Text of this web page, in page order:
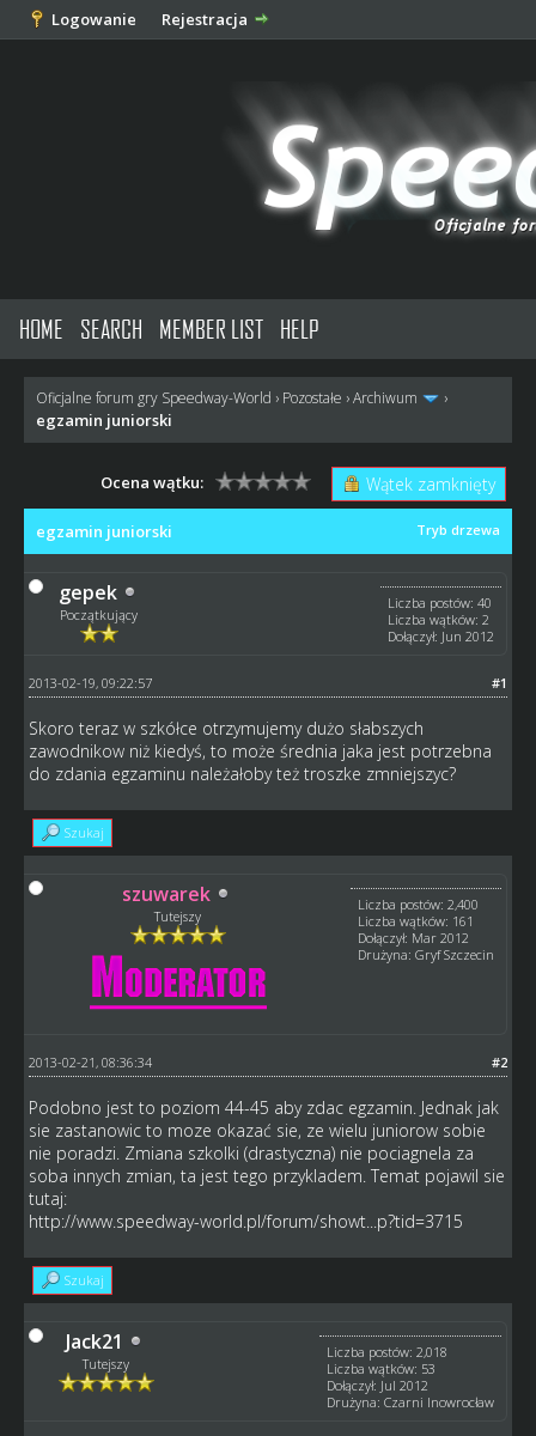
Logowanie Rejestracja
HOME SEARCH MEMBER LIST HELP
Oficjalne forum gry Speedway-World › Pozostałe ›Archiwum ›
egzamin juniorski
Wątek zamknięty
Ocena wątku:
Tryb drzewa
egzamin juniorski
gepek
Początkujący
Liczba postów: 40
Liczba wątków: 2
Dołączył: Jun 2012
#1
2013-02-19, 09:22:57
Skoro teraz w szkółce otrzymujemy dużo słabszych
zawodnikow niż kiedyś, to może średnia jaka jest potrzebna
do zdania egzaminu należałoby też troszke zmniejszyc?
Szukaj
szuwarek
Tutejszy
Liczba postów: 2,400
Liczba wątków: 161
Dołączył: Mar 2012
Drużyna: Gryf Szczecin
#2
2013-02-21, 08:36:34
Podobno jest to poziom 44-45 aby zdac egzamin. Jednak jak
sie zastanowic to moze okazać sie, ze wielu juniorow sobie
nie poradzi. Zmiana szkolki (drastyczna) nie pociagnela za
soba innych zmian, ta jest tego przykladem. Temat pojawil sie
tutaj:
http://www.speedway-world.pl/forum/showt...p?tid=3715
Szukaj
Jack21
Tutejszy
Liczba postów: 2,018
Liczba wątków: 53
Dołączył: Jul 2012
Drużyna: Czarni Inowrocław